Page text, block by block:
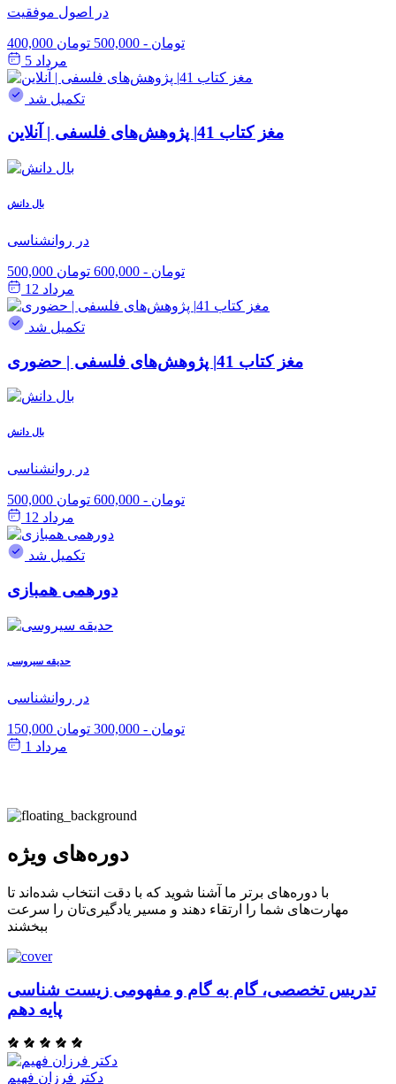
در اصول موفقیت
400,000 تومان - 500,000 تومان
مرداد 5
تکمیل شد
مغز کتاب 41| پژوهش‌های فلسفی | آنلاین
بال دانش
در روانشناسی
500,000 تومان - 600,000 تومان
مرداد 12
تکمیل شد
مغز کتاب 41| پژوهش‌های فلسفی | حضوری
بال دانش
در روانشناسی
500,000 تومان - 600,000 تومان
مرداد 12
تکمیل شد
دورهمی همبازی
حدیقه سیروسی
در روانشناسی
150,000 تومان - 300,000 تومان
مرداد 1
دوره‌های ویژه
با دوره‌های برتر ما آشنا شوید که با دقت انتخاب شده‌اند تا
مهارت‌های شما را ارتقاء دهند و مسیر یادگیری‌تان را سرعت
ببخشند
تدریس تخصصی، گام به گام و مفهومی زیست شناسی
پایه دهم
دکتر فرزان فهیم